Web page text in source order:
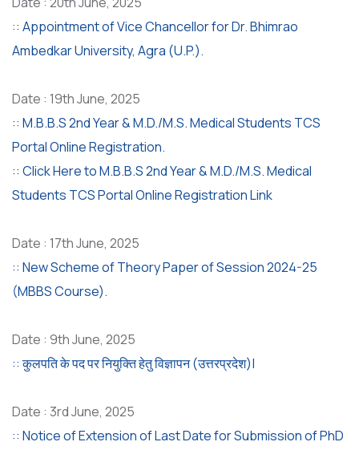
:: Appointment of Vice Chancellor for Dr. Bhimrao
Ambedkar University, Agra (U.P.).
Date : 19th June, 2025
:: M.B.B.S 2nd Year & M.D./M.S. Medical Students TCS
Portal Online Registration.
:: Click Here to M.B.B.S 2nd Year & M.D./M.S. Medical
Students TCS Portal Online Registration Link
Date : 17th June, 2025
:: New Scheme of Theory Paper of Session 2024-25
(MBBS Course).
Date : 9th June, 2025
:: कुलपति के पद पर नियुक्ति हेतु विज्ञापन (उत्तरप्रदेश)|
Date : 3rd June, 2025
:: Notice of Extension of Last Date for Submission of PhD